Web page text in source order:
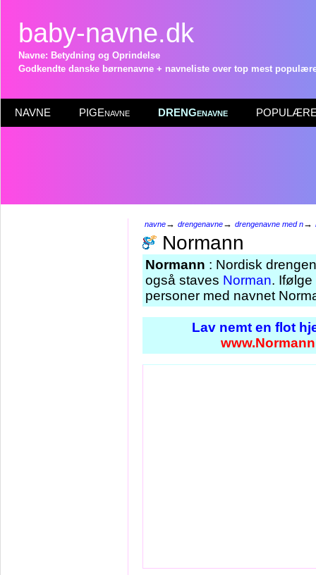
baby-navne.dk
Navne: Betydning og Oprindelse
Godkendte danske børnenavne + navneliste over top mest
NAVNE PIGEnavne DRENGenavne POPULÆRE
navne→ drengenavne→ drengenavne med n→
Normann
Normann : Nordisk
også staves Norman.
personer med navnet
Lav nemt en flot